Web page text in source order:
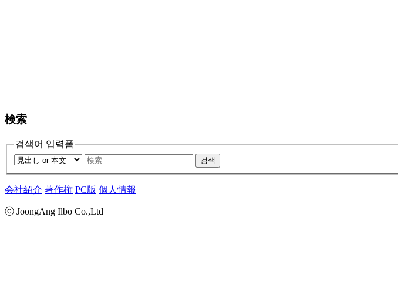
検索
검색어 입력폼
검색
会社紹介 著作権 PC版 個人情報
ⓒ JoongAng Ilbo Co.,Ltd